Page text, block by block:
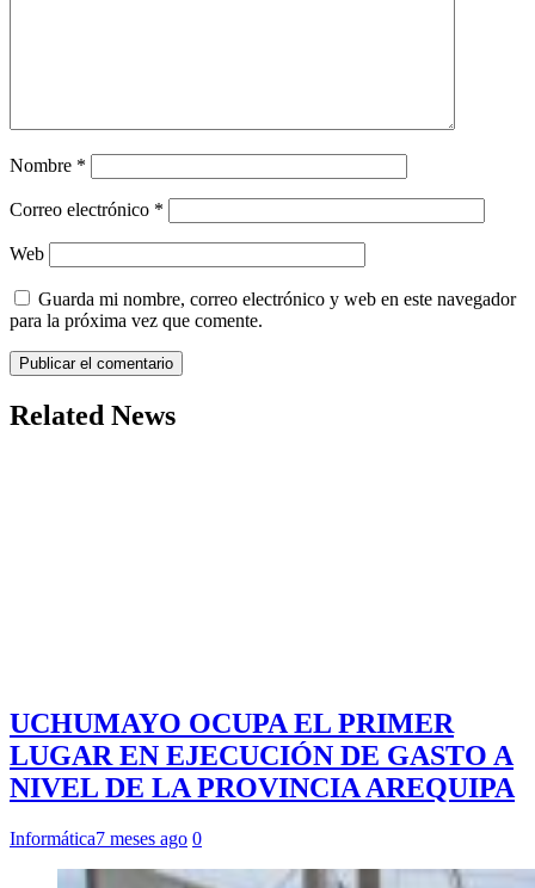
Nombre *
Correo electrónico *
Web
Guarda mi nombre, correo electrónico y web en este navegador
para la próxima vez que comente.
Related News
UCHUMAYO OCUPA EL PRIMER
LUGAR EN EJECUCIÓN DE GASTO A
NIVEL DE LA PROVINCIA AREQUIPA
Informática7 meses ago 0